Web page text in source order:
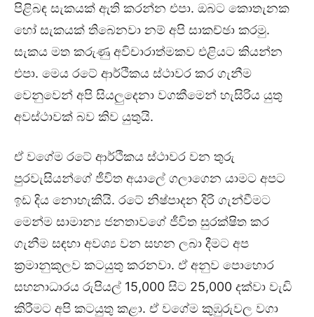
පිළිබඳ සැකයක් ඇති කරන්න එපා. ඔබට කොතැනක
හෝ සැකයක් තිබෙනවා නම් අපි සාකච්ඡා කරමු.
සැකය මත කරුණු අවිචාරාත්මකව එළියට කියන්න
එපා. මෙය රටේ ආර්ථිකය ස්ථාවර කර ගැනීම
වෙනුවෙන් අපි සියලුදෙනා වගකීමෙන් හැසිරිය යුතු
අවස්ථාවක් බව කිව යුතුයි.
ඒ වගේම රටේ ආර්ථිකය ස්ථාවර වන තුරු
පුරවැසියන්ගේ ජීවිත අයාලේ ගලාගෙන යාමට අපට
ඉඩ දිය නොහැකියි. රටේ නිෂ්පාදන දිරි ගැන්වීමට
මෙන්ම සාමාන්‍ය ජනතාවගේ ජීවිත සුරක්ෂිත කර
ගැනීම සඳහා අවශ්‍ය වන සහන ලබා දීමට අප
ක්‍රමානුකූලව කටයුතු කරනවා. ඒ අනුව පොහොර
සහනාධාරය රුපියල් 15,000 සිට 25,000 දක්වා වැඩි
කිරීමට අපි කටයුතු කළා. ඒ වගේම කුඹුරුවල වගා